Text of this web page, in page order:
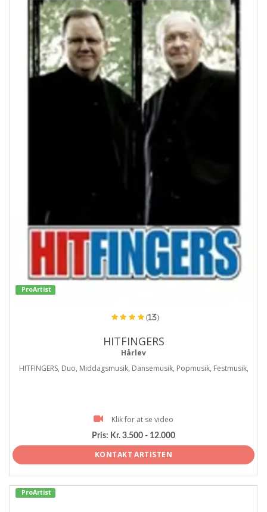
ProArtist
(13)
HITFINGERS
Hårlev
HITFINGERS, Duo, Middagsmusik, Dansemusik, Popmusik, Festmusik,
Klik for at se video
Pris: Kr. 3.500 - 12.000
KONTAKT ARTISTEN
ProArtist